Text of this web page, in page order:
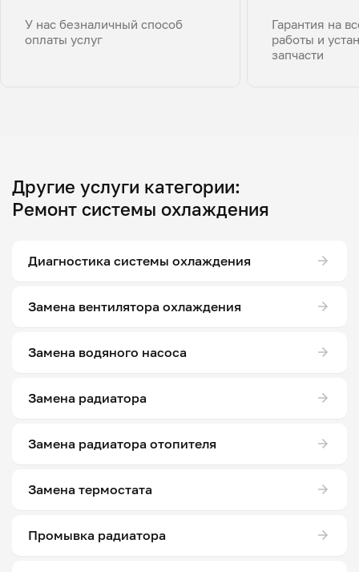
У нас безналичный способ
оплаты услуг
Гарантия на
работы и
запчасти
Другие услуги категории:
Ремонт системы охлаждения
Диагностика системы охлаждения
Замена вентилятора охлаждения
Замена водяного насоса
Замена радиатора
Замена радиатора отопителя
Замена термостата
Промывка радиатора